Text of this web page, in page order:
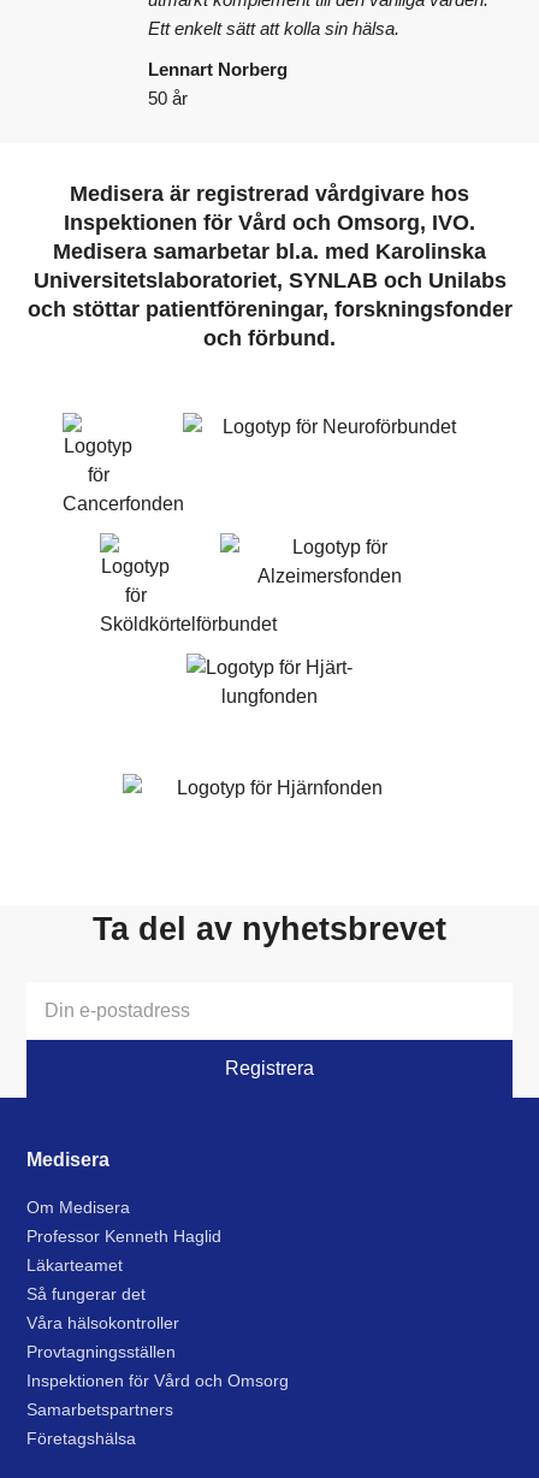
Ett enkelt sätt att kolla sin hälsa.
Lennart Norberg
50 år
Medisera är registrerad vårdgivare hos
Inspektionen för Vård och Omsorg, IVO.
Medisera samarbetar bl.a. med Karolinska
Universitetslaboratoriet, SYNLAB och Unilabs
och stöttar patientföreningar, forskningsfonder
och förbund.
Ta del av nyhetsbrevet
Medisera
Om Medisera
Professor Kenneth Haglid
Läkarteamet
Så fungerar det
Våra hälsokontroller
Provtagningsställen
Inspektionen för Vård och Omsorg
Samarbetspartners
Företagshälsa